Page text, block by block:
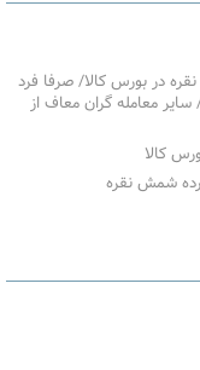
در بورس کالا/ صرفا فرد
معامله گران معاف از
کالا
شمش نقره